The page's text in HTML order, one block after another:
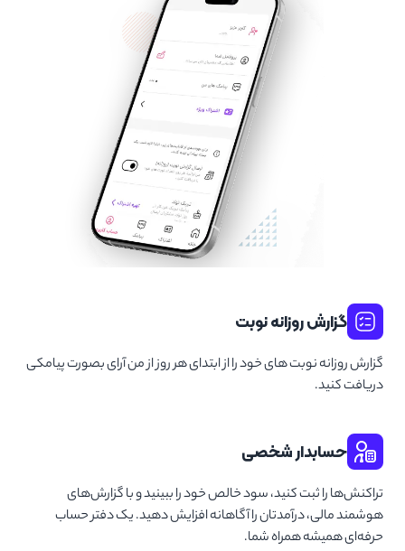
گزارش روزانه نوبت
گزارش روزانه نوبت های خود را از ابتدای هر روز از من آرای بصورت پیامکی
دریافت کنید.
حسابدار شخصی
تراکنش‌ها را ثبت کنید، سود خالص خود را ببینید و با گزارش‌های
هوشمند مالی، درآمدتان را آگاهانه افزایش دهید. یک دفتر حساب
حرفه‌ای همیشه همراه شما.